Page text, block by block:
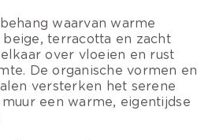
waarvan warme
terracotta en zacht
over vloeien en rust
De organische vormen en
versterken het serene
een warme, eigentijdse